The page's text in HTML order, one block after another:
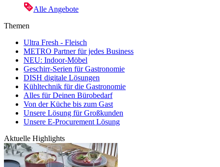
Alle Angebote
Themen
Ultra Fresh - Fleisch
METRO Partner für jedes Business
NEU: Indoor-Möbel
Geschirr-Serien für Gastronomie
DISH digitale Lösungen
Kühltechnik für die Gastronomie
Alles für Deinen Bürobedarf
Von der Küche bis zum Gast
Unsere Lösung für Großkunden
Unsere E-Procurement Lösung
Aktuelle Highlights